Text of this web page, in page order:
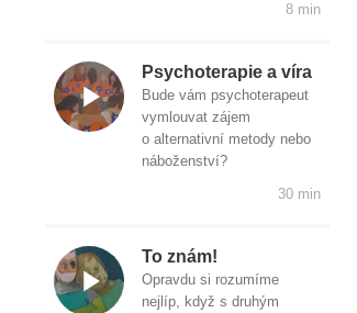
8 min
Psychoterapie a víra
Bude vám psychoterapeut
vymlouvat zájem
o alternativní metody nebo
náboženství?
30 min
To znám!
Opravdu si rozumíme
nejlíp, když s druhým